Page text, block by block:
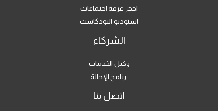
احجز غرفة اجتماعات
استوديو البودكاست
الشركاء
وكيل الخدمات
برنامج الإحالة
اتصل بنا